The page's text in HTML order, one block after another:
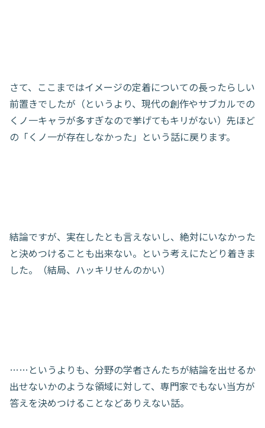
さて、ここまではイメージの定着についての長ったらしい
前置きでしたが（というより、現代の創作やサブカルでの
くノ一キャラが多すぎなので挙げてもキリがない）先ほど
の「くノ一が存在しなかった」という話に戻ります。
結論ですが、実在したとも言えないし、絶対にいなかった
と決めつけることも出来ない。という考えにたどり着きま
した。（結局、ハッキリせんのかい）
……というよりも、分野の学者さんたちが結論を出せるか
出せないかのような領域に対して、専門家でもない当方が
答えを決めつけることなどありえない話。